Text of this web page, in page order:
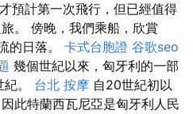
預計第一次飛行，但已經值得
。 傍晚，我們乘船，欣賞
的日落。 卡式台胞證 谷歌seo
幾個世紀以來，匈牙利的一部
。 台北 按摩 自20世紀初以
此特蘭西瓦尼亞是匈牙利人民